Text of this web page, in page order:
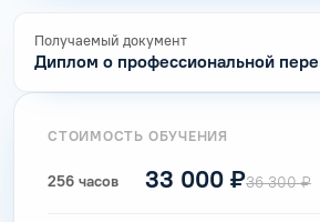
Получаемый документ
Диплом о профессиональной
СТОИМОСТЬ ОБУЧЕНИЯ
256 часов 33 000 ₽36 300 ₽